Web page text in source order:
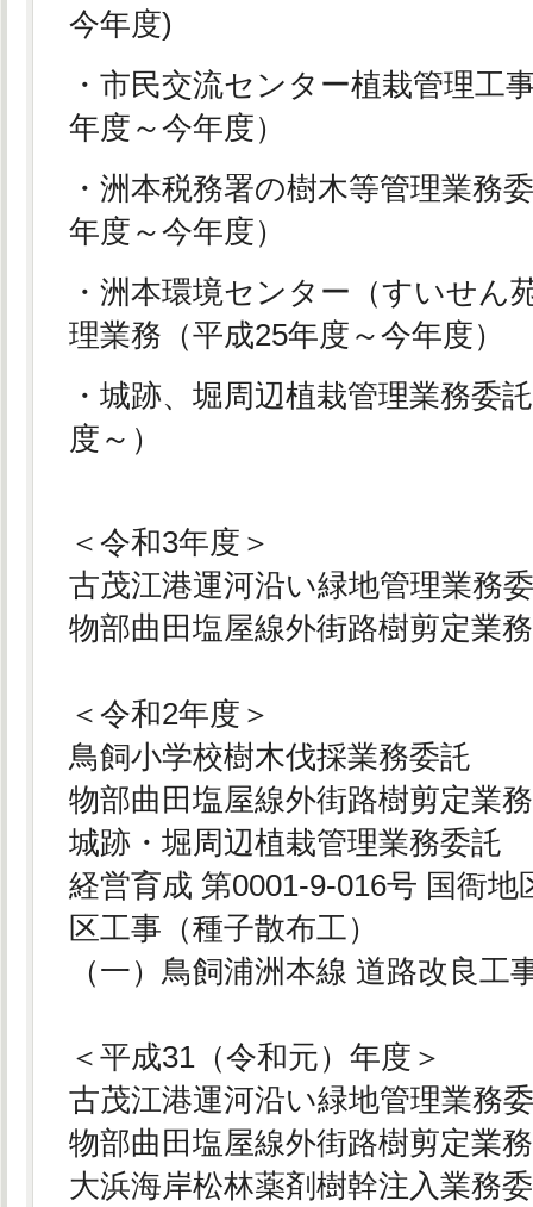
今年度)
・市民交流センター植栽管理工
年度～今年度）
・洲本税務署の樹木等管理業務
年度～今年度）
・洲本環境センター（すいせん
理業務（平成25年度～今年度）
・城跡、堀周辺植栽管理業務委
度～）
＜令和3年度＞
古茂江港運河沿い緑地管理業務
物部曲田塩屋線外街路樹剪定業
＜令和2年度＞
鳥飼小学校樹木伐採業務委託
物部曲田塩屋線外街路樹剪定業
城跡・堀周辺植栽管理業務委託
経営育成 第0001-9-016号 国衙地
区工事（種子散布工）
（一）鳥飼浦洲本線 道路改良工
＜平成31（令和元）年度＞
古茂江港運河沿い緑地管理業務
物部曲田塩屋線外街路樹剪定業
大浜海岸松林薬剤樹幹注入業務